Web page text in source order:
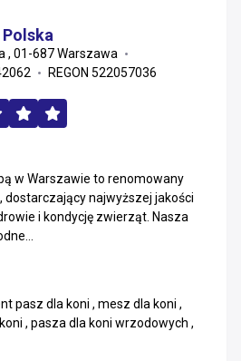
, 01-687 Warszawa
REGON 522057036
w Warszawie to renomowany
dostarczający najwyższej jakości
i kondycję zwierząt. Nasza
pasz dla koni , mesz dla koni ,
, pasza dla koni wrzodowych ,